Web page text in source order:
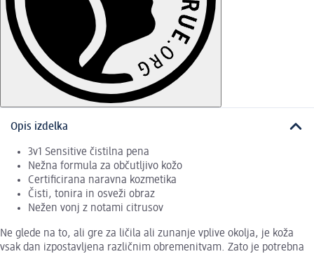
Opis izdelka
3v1 Sensitive čistilna pena
Nežna formula za občutljivo kožo
Certificirana naravna kozmetika
Čisti, tonira in osveži obraz
Nežen vonj z notami citrusov
Ne glede na to, ali gre za ličila ali zunanje vplive okolja, je koža
vsak dan izpostavljena različnim obremenitvam. Zato je potrebna